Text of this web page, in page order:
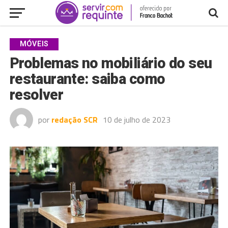
MÓVEIS
Problemas no mobiliário do seu
restaurante: saiba como
resolver
por redação SCR 10 de julho de 2023